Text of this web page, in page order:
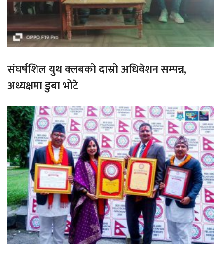
संघर्षशिल युथ क्लबको दास्रो अधिवेशन सम्पन्न,
अध्यक्षमा डुबा भोटे